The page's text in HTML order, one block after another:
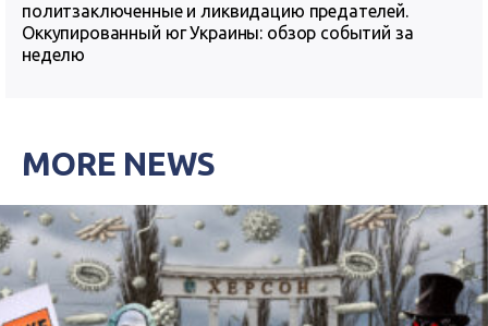
политзаключенные и ликвидацию предателей.
Оккупированный юг Украины: обзор событий за
неделю
MORE NEWS